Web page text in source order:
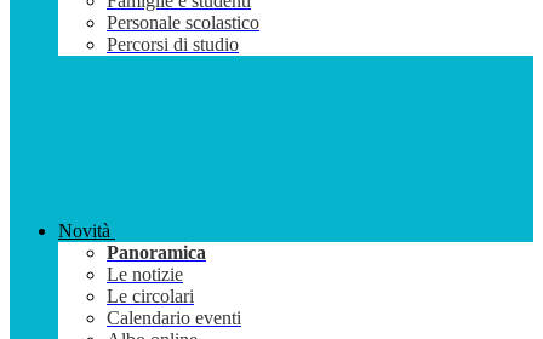
Personale scolastico
Percorsi di studio
Novità
Panoramica
Le notizie
Le circolari
Calendario eventi